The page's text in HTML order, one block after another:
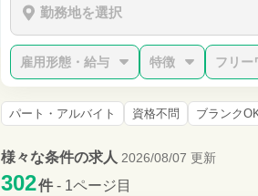
勤務地を選択
雇用形態・給与 特徴 フリー
パート・アルバイト 資格不問 ブランク
様々な条件の求人 2026/08/07 更新
302件 - 1ページ目